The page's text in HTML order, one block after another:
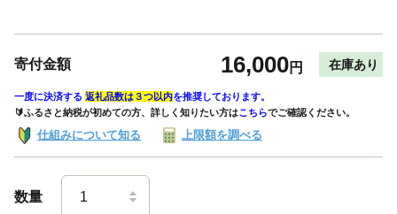
寄付金額 16,000円 在庫あり
一度に決済する 返礼品数は３つ以内を推奨しております。
🔰ふるさと納税が初めての方、詳しく知りたい方はこちらでご確認ください。
仕組みについて知る 上限額を調べる
数量